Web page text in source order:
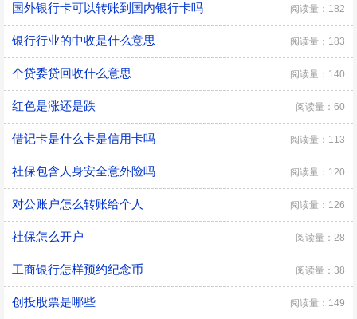
国外银行卡可以转账到国内银行卡吗 阅读量：182
银行行业的中收是什么意思 阅读量：183
个贷委贷回收什么意思 阅读量：140
红色是涨还是跌 阅读量：60
借记卡是什么卡是信用卡吗 阅读量：113
社保包含人身安全意外险吗 阅读量：120
对公账户怎么转账给个人 阅读量：126
社保怎么开户 阅读量：28
工商银行怎样预约纪念币 阅读量：38
创投股票是哪些 阅读量：149